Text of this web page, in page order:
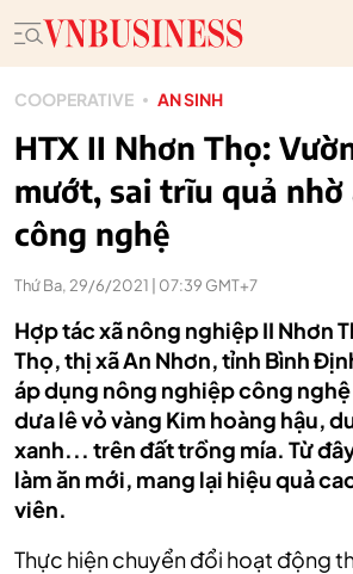
COOPERATIVE AN SINH
HTX II Nhơn Thọ:
mướt, sai trĩu quả nhờ
công nghệ
Thứ Ba, 29/6/2021 | 07:39 GMT+7
Hợp tác xã nông nghiệp II Nhơn
Thọ, thị xã An Nhơn, tỉnh Bình
áp dụng nông nghiệp công
dưa lê vỏ vàng Kim hoàng hậu,
xanh... trên đất trồng mía. Từ
làm ăn mới, mang lại hiệu quả
viên.
Thực hiện chuyển đổi hoạt động